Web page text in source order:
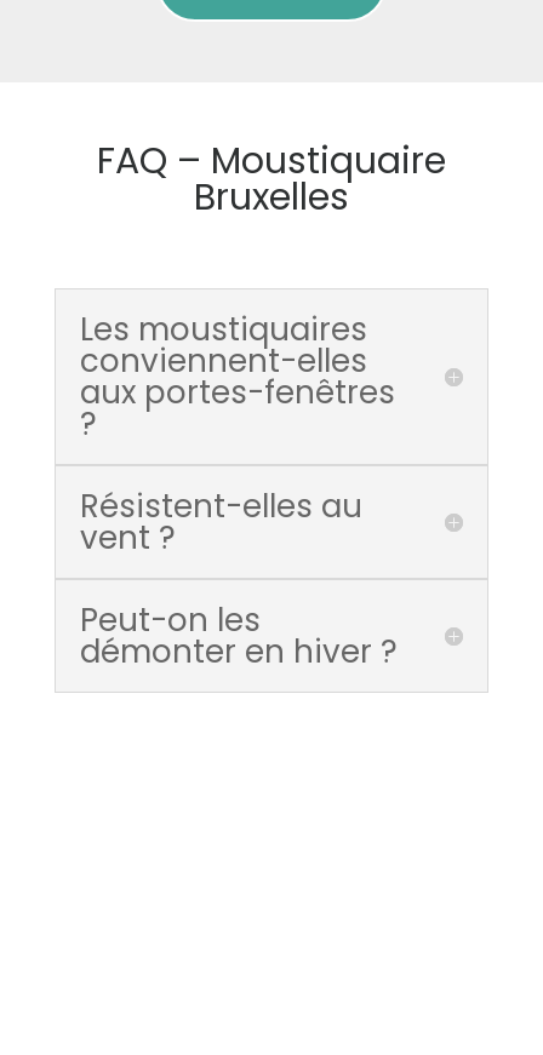
FAQ – Moustiquaire
Bruxelles
Les moustiquaires
conviennent-elles
aux portes-fenêtres
?
Résistent-elles au
vent ?
Peut-on les
démonter en hiver ?